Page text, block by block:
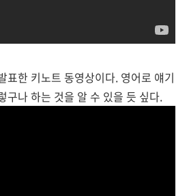
표한 키노트 동영상이다. 영어로 얘기
구나 하는 것을 알 수 있을 듯 싶다.